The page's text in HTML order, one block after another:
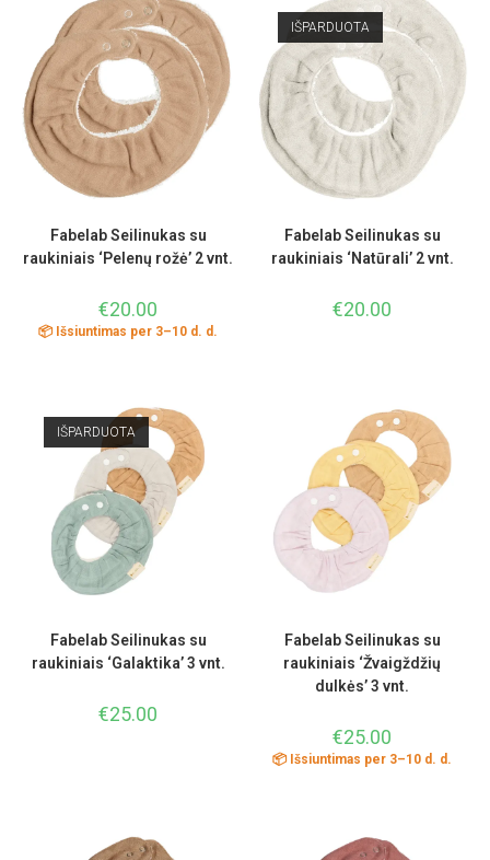
Fabelab Seilinukas su
raukiniais ‘Pelenų rožė’ 2 vnt.
€20.00
📦 Išsiuntimas per 3–10 d. d.
IŠPARDUOTA
Fabelab Seilinukas su
raukiniais ‘Natūrali’ 2 vnt.
€20.00
IŠPARDUOTA
Fabelab Seilinukas su
raukiniais ‘Galaktika’ 3 vnt.
€25.00
Fabelab Seilinukas su
raukiniais ‘Žvaigždžių
dulkės’ 3 vnt.
€25.00
📦 Išsiuntimas per 3–10 d. d.